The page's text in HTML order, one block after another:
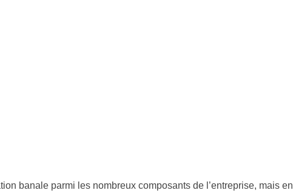
banale parmi les nombreux composants de l’entreprise, mais en